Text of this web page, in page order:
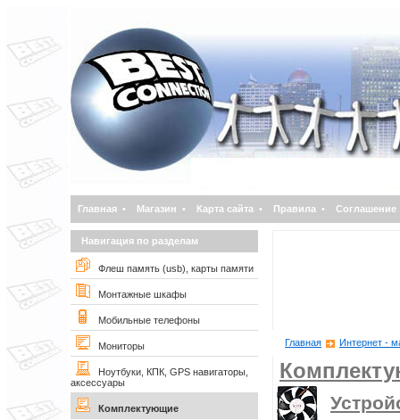
Главная • Магазин • Карта сайта • Правила • Соглашение
Навигация по разделам
Флеш память (usb), карты памяти
Монтажные шкафы
Мобильные телефоны
Мониторы
Ноутбуки, КПК, GPS навигаторы,
аксессуары
Комплектующие
Главная Интернет -